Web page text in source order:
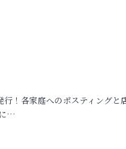
！各家庭へのポスティングと
…